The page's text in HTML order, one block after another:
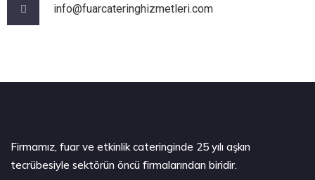
info@fuarcateringhizmetleri.com
Firmamız, fuar ve etkinlik cateringinde 25 yılı aşkın
tecrübesiyle sektörün öncü firmalarından biridir.